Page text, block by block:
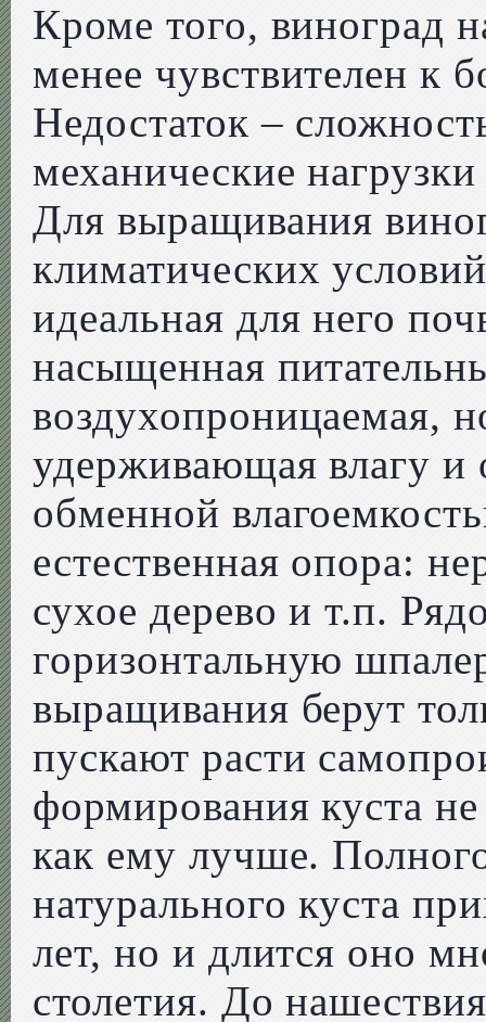
Кроме того, виноград
менее чувствителен к
Недостаток –
механические
Для выращивания
климатических
идеальная для него
насыщенная
воздухопроницаемая,
удерживающая влагу
обменной
естественная опора:
сухое дерево и т.п.
горизонтальную
выращивания берут
пускают расти
формирования куста
как ему лучше.
натурального куста
лет, но и длится оно
столетия. До